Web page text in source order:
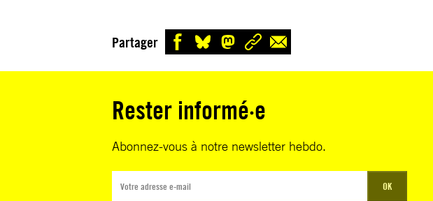
Partager
Rester informé·e
Abonnez-vous à notre newsletter hebdo.
OK